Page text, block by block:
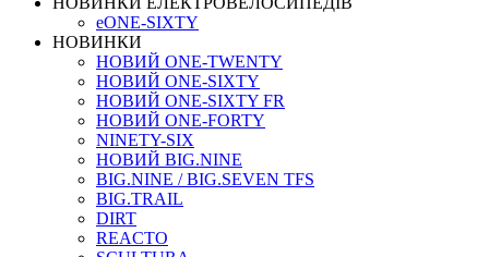
eONE-SIXTY
НОВИНКИ
НОВИЙ ONE-TWENTY
НОВИЙ ONE-SIXTY
НОВИЙ ONE-SIXTY FR
НОВИЙ ONE-FORTY
NINETY-SIX
НОВИЙ BIG.NINE
BIG.NINE / BIG.SEVEN TFS
BIG.TRAIL
DIRT
REACTO